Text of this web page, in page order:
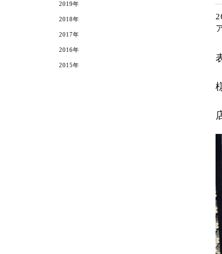
2019年
2018年
2017年
2016年
2015年